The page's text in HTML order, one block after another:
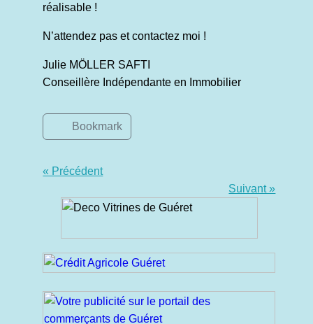
réalisable !
N’attendez pas et contactez moi !
Julie MÖLLER SAFTI
Conseillère Indépendante en Immobilier
Bookmark
« Précédent
Suivant »